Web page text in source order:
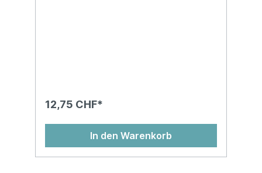
12,75 CHF*
In den Warenkorb